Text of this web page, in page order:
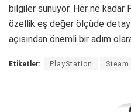
bilgiler sunuyor. Her ne
özellik eş değer ölçüde
açısından önemli bir adım
Etiketler: PlayStation Steam